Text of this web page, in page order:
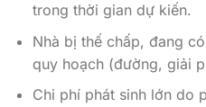
trong thời gian dự kiến.
Nhà bị thế chấp, đang
quy hoạch (đường, giải
Chi phí phát sinh lớn do